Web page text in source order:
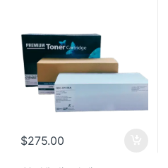
$275.00